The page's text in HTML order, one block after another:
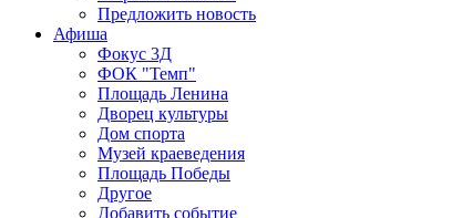
Предложить новость
Афиша
Фокус 3Д
ФОК "Темп"
Площадь Ленина
Дворец культуры
Дом спорта
Музей краеведения
Площадь Победы
Другое
Добавить событие